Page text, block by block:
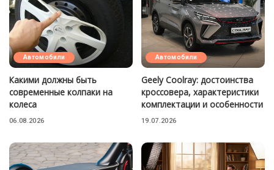
Автомобили
Какими должны быть
современные колпаки на
колеса
06.08.2026
Автомобили
Geely Coolray: достоинства
кроссовера, характеристики
комплектации и особенности
19.07.2026